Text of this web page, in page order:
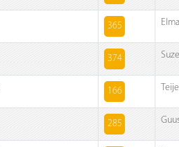
365
374
166
285